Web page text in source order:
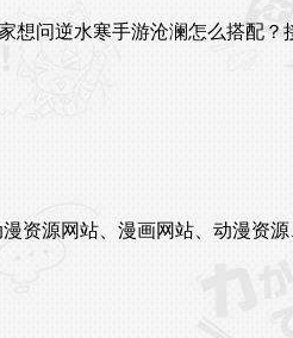
问逆水寒手游沧澜怎么搭配
资源网站、漫画网站、动漫资